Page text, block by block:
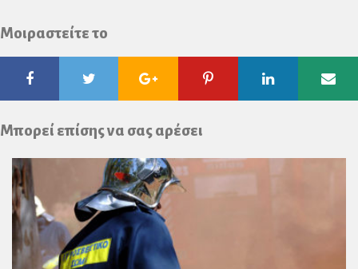
Μοιραστείτε το
FacebookTwitter Google
Plus
Pinterest Linkedin
Μπορεί επίσης να σας αρέσει